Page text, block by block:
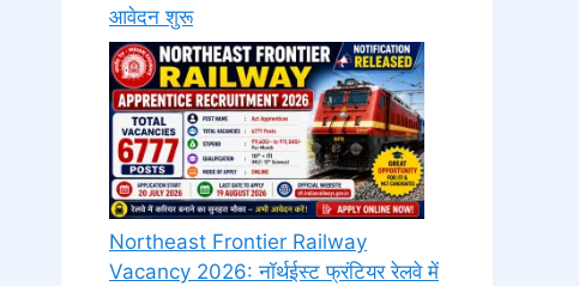
आवेदन शुरू
Northeast Frontier Railway
Vacancy 2026: नॉर्थईस्ट फ्रंटियर रेलवे में